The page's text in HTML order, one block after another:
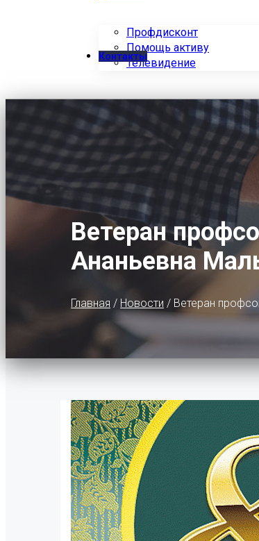
Профдисконт
Помощь активу
Телевидение
Контакты
Ветеран
Ананьевна
Главная / Новости / Ветеран